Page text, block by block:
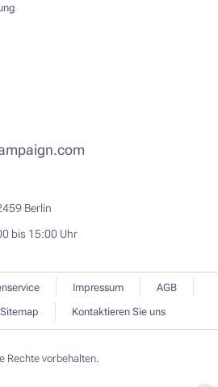
Berlin
bis 15:00 Uhr
Impressum
AGB
Sitemap Kontaktieren Sie uns
Rechte vorbehalten.